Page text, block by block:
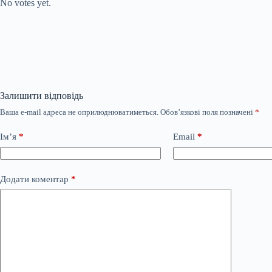
No votes yet.
Залишити відповідь
Ваша e-mail адреса не оприлюднюватиметься. Обов’язкові поля позначені *
Ім’я * Email *
Додати коментар *